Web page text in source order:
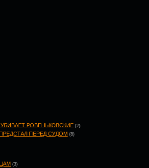
РОВЕНЬКОВСКИЕ (2)
ПЕРЕД СУДОМ (8)
(3)